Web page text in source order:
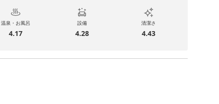
温泉・お風呂
4.17
設備
4.28
清潔さ
4.43